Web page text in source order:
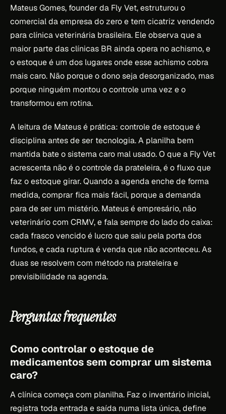
Mateus Gomes, founder da Fly Vet, estruturou o
comercial da empresa do zero e tem cicatriz vendendo
para clínica veterinária brasileira. Ele observa que a
maior parte das clínicas BR ainda opera no achismo, e
o estoque é um dos lugares onde esse achismo cobra
mais caro. Não porque o dono seja desorganizado, mas
porque ninguém montou o controle uma vez e o
transformou em rotina.
A leitura de Mateus é prática: controle de estoque é
disciplina antes de ser tecnologia. A planilha bem
mantida bate o sistema caro mal usado. O que a Fly Vet
acrescenta não é o controle da prateleira, é o fluxo que
faz o estoque girar. Quando a agenda enche de forma
medida, comprar fica mais fácil, porque a demanda
para de ser um mistério. Mateus é empresário, não
veterinário com CRMV, e fala sempre do lado do caixa:
cada frasco vencido é lucro que saiu pela porta dos
fundos, e cada ruptura é venda que não aconteceu. As
duas se resolvem com método na prateleira e
previsibilidade na agenda.
Perguntas frequentes
Como controlar o estoque de
medicamentos sem comprar um sistema
caro?
A clínica começa com planilha. Faz o inventário inicial,
registra toda entrada e saída numa lista única, define